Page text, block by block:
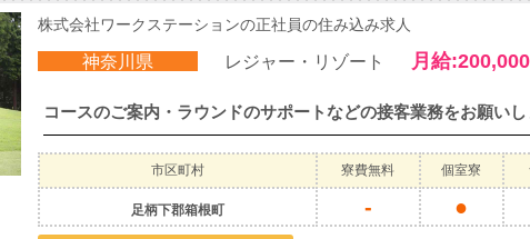
株式会社ワークステーションの正社員の住み込み求人
神奈川県 レジャー・リゾート 月給
市区町村 寮費無料 個室寮
足柄下郡箱根町 - ●